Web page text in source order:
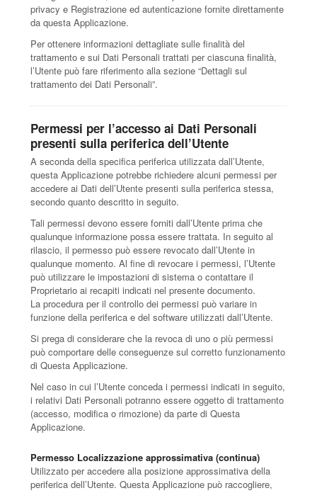
privacy e Registrazione ed autenticazione fornite direttamente
da questa Applicazione.
Per ottenere informazioni dettagliate sulle finalità del
trattamento e sui Dati Personali trattati per ciascuna finalità,
l’Utente può fare riferimento alla sezione “Dettagli sul
trattamento dei Dati Personali”.
Permessi per l’accesso ai Dati Personali
presenti sulla periferica dell’Utente
A seconda della specifica periferica utilizzata dall’Utente,
questa Applicazione potrebbe richiedere alcuni permessi per
accedere ai Dati dell’Utente presenti sulla periferica stessa,
secondo quanto descritto in seguito.
Tali permessi devono essere forniti dall’Utente prima che
qualunque informazione possa essere trattata. In seguito al
rilascio, il permesso può essere revocato dall’Utente in
qualunque momento. Al fine di revocare i permessi, l’Utente
può utilizzare le impostazioni di sistema o contattare il
Proprietario ai recapiti indicati nel presente documento.
La procedura per il controllo dei permessi può variare in
funzione della periferica e del software utilizzati dall’Utente.
Si prega di considerare che la revoca di uno o più permessi
può comportare delle conseguenze sul corretto funzionamento
di Questa Applicazione.
Nel caso in cui l’Utente conceda i permessi indicati in seguito,
i relativi Dati Personali potranno essere oggetto di trattamento
(accesso, modifica o rimozione) da parte di Questa
Applicazione.
Permesso Localizzazione approssimativa (continua)
Utilizzato per accedere alla posizione approssimativa della
periferica dell’Utente. Questa Applicazione può raccogliere,